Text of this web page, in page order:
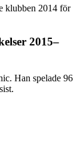
klubben 2014 för
2015–
Han spelade 96